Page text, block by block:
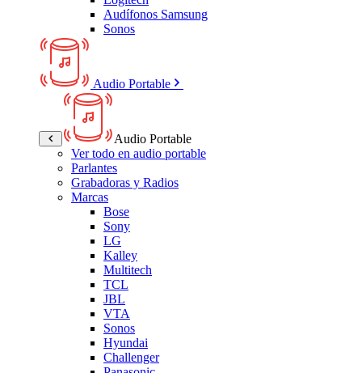
Audífonos Samsung
Sonos
Audio Portable
Audio Portable
Ver todo en audio portable
Parlantes
Grabadoras y Radios
Marcas
Bose
Sony
LG
Kalley
Multitech
TCL
JBL
VTA
Sonos
Hyundai
Challenger